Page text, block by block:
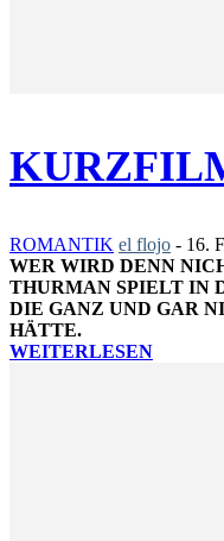
ROMANTIK el flojo - 16.
WER WIRD DENN
THURMAN SPIELT IN
DIE GANZ UND GAR
HÄTTE.
WEITERLESEN